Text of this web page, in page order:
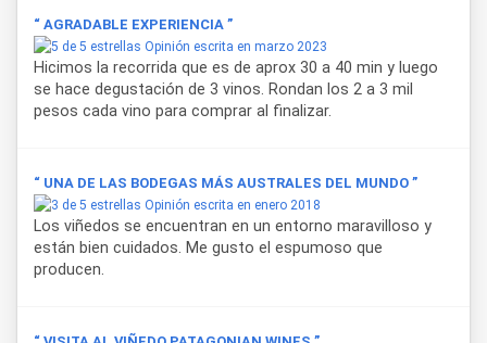
Faldeo del Epuyén Pinot Noir
crianza en roble francés.
Faldeo del Epuyén Merlot– varietal con paso por barrica,
de carácter suave y persistente.
Faldeo del Epuyén Merlot Pinot Noir– blend que
combina ambos varietales con crianza en roble.
Más Allá Brut Nature– coupage de Chardonnay y Pinot
Noir, de estilo clásico y carácter distinguido.
Más Allá Brut Nature Rosé– elaborado a partir de
Merlot, con acidez marcada y frescura destacada.
central de la propuesta turística de la bodega. Cada
“ AGRADABLE EXPERIENCIA ”
Opinión escrita en marzo 2023
Hicimos la recorrida que es de aprox 30 a 40 min y luego
se hace degustación de 3 vinos. Rondan los 2 a 3 mil
pesos cada vino para comprar al finalizar.
“ UNA DE LAS BODEGAS MÁS AUSTRALES DEL MUNDO ”
Opinión escrita en enero 2018
Los viñedos se encuentran en un entorno maravilloso y
están bien cuidados. Me gusto el espumoso que
producen.